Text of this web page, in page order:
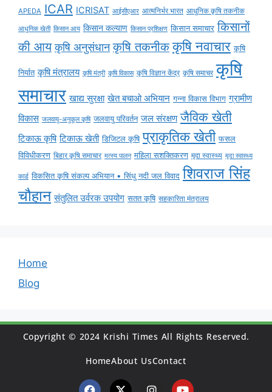
APEDA ICAR ICRISAT आईसीएआर आत्मनिर्भर भारत आधुनिक कृषि तकनीक
आधुनिक खेती किसान आय किसान कल्याण किसान प्रशिक्षण किसान समाचार किसानों
की आय कृषि अनुसंधान कृषि तकनीक कृषि नवाचार कृषि
निर्यात कृषि मंत्रालय कृषि मंत्री कृषि विकास कृषि विज्ञान केंद्र कृषि समाचर कृषि
समाचार खाद्य सुरक्षा खेत बचाओ अभियान गन्ना विकास विभाग ग्रामीण
विकास जलवायु-अनुकूल कृषि जलवायु परिवर्तन जल संरक्षण जैविक खेती
टिकाऊ कृषि टिकाऊ खेती डिजिटल कृषि प्राकृतिक खेती फसल
विविधीकरण बिहार कृषि समाचार मत्स्य पालन महिला सशक्तिकरण मृदा स्वास्थ्य मृदा स्वास्थ्य
कार्ड विकसित कृषि संकल्प अभियान • सिंधु नदी जल विवाद शिवराज सिंह
चौहान संतुलित उर्वरक उपयोग सतत कृषि सहकारिता मंत्रालय
Home
Blog
Copyright © 2024 Krishi Times All Rights Reserved.
HomeAbout UsContact